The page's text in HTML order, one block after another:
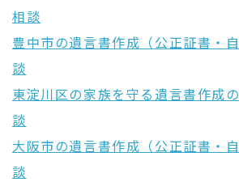
相談
豊中市の遺言書作成（公正証書・
談
東淀川区の家族を守る遺言書作成
談
大阪市の遺言書作成（公正証書・
談